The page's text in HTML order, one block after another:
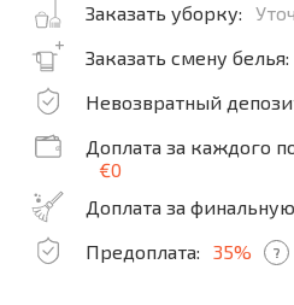
Заказать уборку:
Заказать смену белья:
Невозвратный
Доплата за каждого
€0
Доплата за
Предоплата:
35% ?